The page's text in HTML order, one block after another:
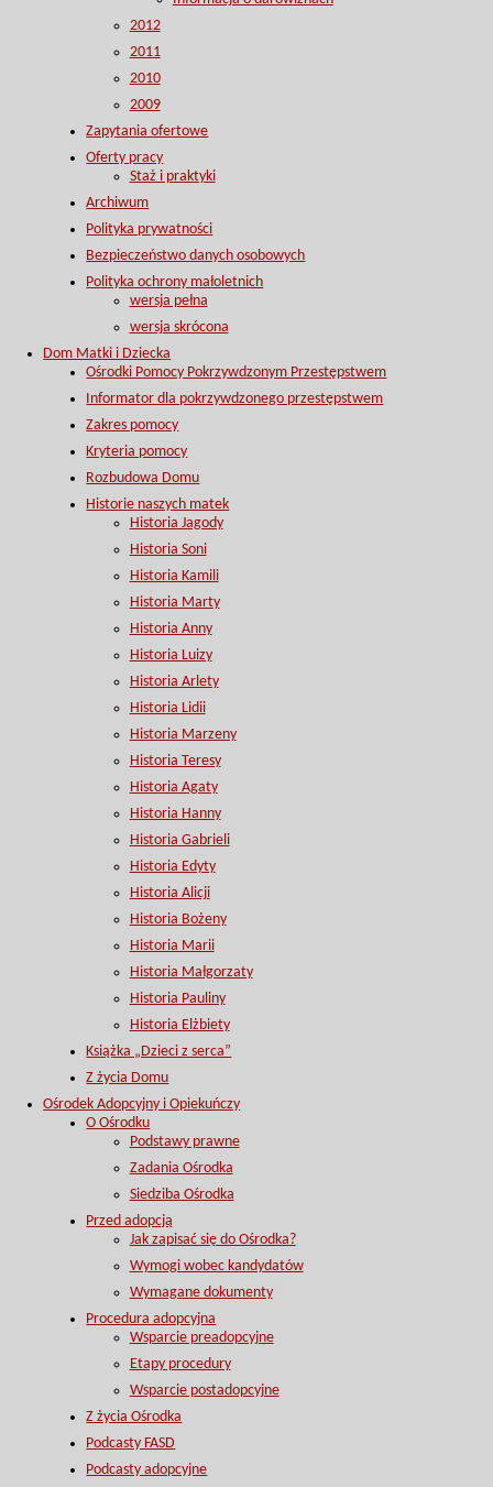
2012
2011
2010
2009
Zapytania ofertowe
Oferty pracy
Staż i praktyki
Archiwum
Polityka prywatności
Bezpieczeństwo danych osobowych
Polityka ochrony małoletnich
wersja pełna
wersja skrócona
Dom Matki i Dziecka
Ośrodki Pomocy Pokrzywdzonym Przestępstwem
Informator dla pokrzywdzonego przestępstwem
Zakres pomocy
Kryteria pomocy
Rozbudowa Domu
Historie naszych matek
Historia Jagody
Historia Soni
Historia Kamili
Historia Marty
Historia Anny
Historia Luizy
Historia Arlety
Historia Lidii
Historia Marzeny
Historia Teresy
Historia Agaty
Historia Hanny
Historia Gabrieli
Historia Edyty
Historia Alicji
Historia Bożeny
Historia Marii
Historia Małgorzaty
Historia Pauliny
Historia Elżbiety
Książka „Dzieci z serca”
Z życia Domu
Ośrodek Adopcyjny i Opiekuńczy
O Ośrodku
Podstawy prawne
Zadania Ośrodka
Siedziba Ośrodka
Przed adopcją
Jak zapisać się do Ośrodka?
Wymogi wobec kandydatów
Wymagane dokumenty
Procedura adopcyjna
Wsparcie preadopcyjne
Etapy procedury
Wsparcie postadopcyjne
Z życia Ośrodka
Podcasty FASD
Podcasty adopcyjne